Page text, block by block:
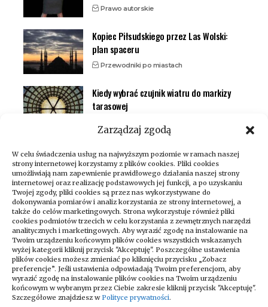
Zarządzaj zgodą
W celu świadczenia usług na najwyższym poziomie w ramach naszej
strony internetowej korzystamy z plików cookies. Pliki cookies
umożliwiają nam zapewnienie prawidłowego działania naszej strony
internetowej oraz realizację podstawowych jej funkcji, a po uzyskaniu
Twojej zgody, pliki cookies są przez nas wykorzystywane do
dokonywania pomiarów i analiz korzystania ze strony internetowej, a
także do celów marketingowych. Strona wykorzystuje również pliki
cookies podmiotów trzecich w celu korzystania z zewnętrznych narzędzi
analitycznych i marketingowych. Aby wyrazić zgodę na instalowanie na
Twoim urządzeniu końcowym plików cookies wszystkich wskazanych
wyżej kategorii kliknij przycisk "Akceptuję". Poszczególne ustawienia
plików cookies możesz zmieniać po kliknięciu przycisku „Zobacz
preferencje”. Jeśli ustawienia odpowiadają Twoim preferencjom, aby
wyrazić zgodę na instalowanie plików cookies na Twoim urządzeniu
końcowym w wybranym przez Ciebie zakresie kliknij przycisk "Akceptuję".
Szczegółowe znajdziesz w Polityce prywatności.
Prawo autorskie
Kopiec Piłsudskiego przez Las Wolski:
plan spaceru
Przewodniki po miastach
Kiedy wybrać czujnik wiatru do markizy
tarasowej
Zapraszamy do odwiedzania naszego
bloga, który codziennie dostarcza
najświeższe newsy na różne tematy!
Niezależnie od tego, czy interesujesz się